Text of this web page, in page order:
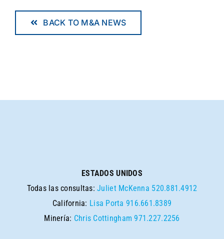
BACK TO M&A NEWS
ESTADOS UNIDOS
Todas las consultas:Juliet McKenna 520.881.4912
California: Lisa Porta 916.661.8389
Minería: Chris Cottingham 971.227.2256